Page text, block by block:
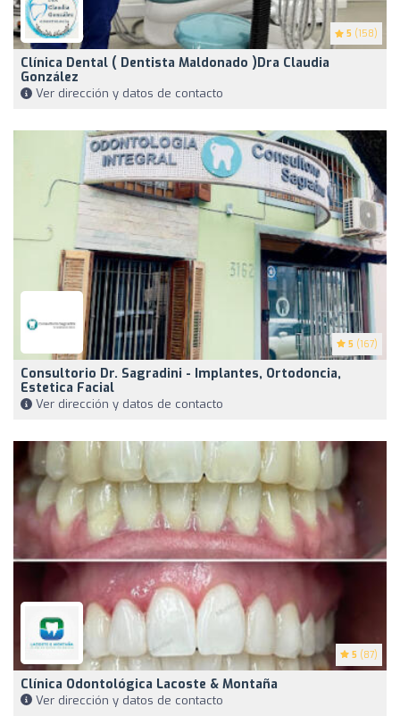
5 (158)
Clínica Dental ( Dentista Maldonado )Dra Claudia
González
Ver dirección y datos de contacto
5 (167)
Consultorio Dr. Sagradini - Implantes, Ortodoncia,
Estetica Facial
Ver dirección y datos de contacto
5 (87)
Clínica Odontológica Lacoste & Montaña
Ver dirección y datos de contacto